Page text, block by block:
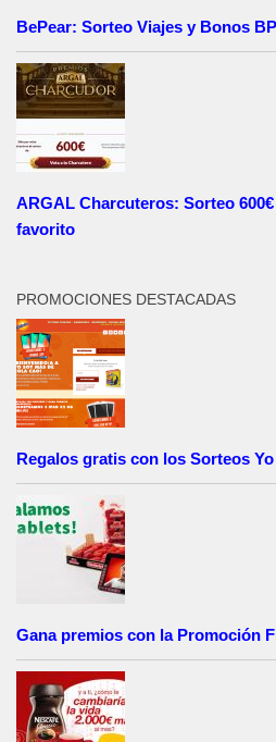
BePear: Sorteo Viajes y Bonos
ARGAL Charcuteros: Sorteo
favorito
PROMOCIONES DESTACADAS
Regalos gratis con los Sorteos
Gana premios con la Promoción